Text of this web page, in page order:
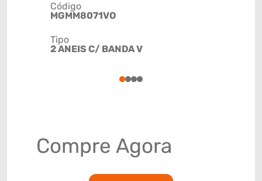
Código
MGMM8071VO
Tipo
2 ANEIS C/ BANDA V
1234
Compre Agora